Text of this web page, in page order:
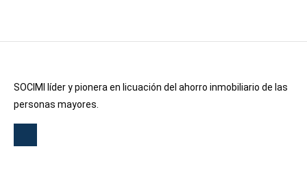
SOCIMI líder y pionera en licuación del ahorro inmobiliario de las
personas mayores.